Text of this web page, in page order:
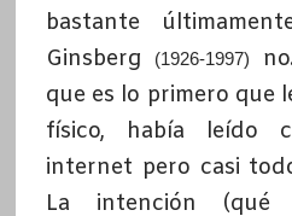
bastante
Ginsberg
(1926-1997)
que es lo primero que
físico, había leído
internet pero casi
La intención (qué